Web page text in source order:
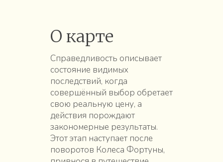
О карте
Справедливость описывает
состояние видимых
последствий, когда
совершённый выбор обретает
свою реальную цену, а
действия порождают
закономерные результаты.
Этот этап наступает после
поворотов Колеса Фортуны,